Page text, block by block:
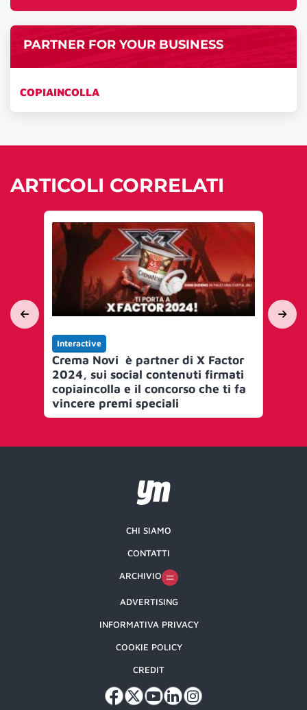
PARTNER FOR YOUR BUSINESS
COPIAINCOLLA
ARTICOLI CORRELATI
Interactive
Crema Novi è partner di X Factor
2024, sui social contenuti firmati
copiaincolla e il concorso che ti fa
vincere premi speciali
CHI SIAMO
CONTATTI
ARCHIVIO
ADVERTISING
INFORMATIVA PRIVACY
COOKIE POLICY
CREDIT